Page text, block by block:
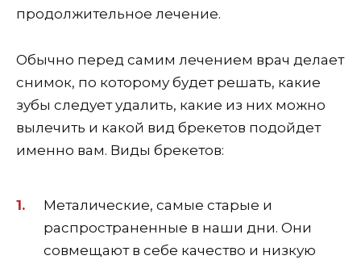
продолжительное лечение.
Обычно перед самим лечением врач делает
снимок, по которому будет решать, какие
зубы следует удалить, какие из них можно
вылечить и какой вид брекетов подойдет
именно вам. Виды брекетов:
Металические, самые старые и
распространенные в наши дни. Они
совмещают в себе качество и низкую